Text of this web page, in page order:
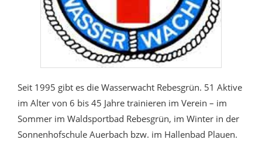
Seit 1995 gibt es die Wasserwacht Rebesgrün. 51 Aktive
im Alter von 6 bis 45 Jahre trainieren im Verein – im
Sommer im Waldsportbad Rebesgrün, im Winter in der
Sonnenhofschule Auerbach bzw. im Hallenbad Plauen.